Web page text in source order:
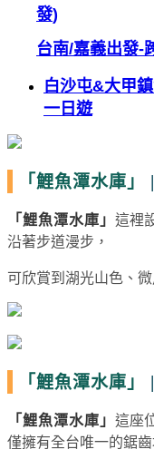
發)
台南/嘉義出發-
白沙屯&大甲
一日遊
「鯉魚潭水庫」 |
「 鯉魚潭水庫 」 這裡
沿著步道漫步，
可欣賞到湖光山色、
「鯉魚潭水庫」 |
「 鯉魚潭水庫 」 這座
僅擁有全台唯一的鋸齒